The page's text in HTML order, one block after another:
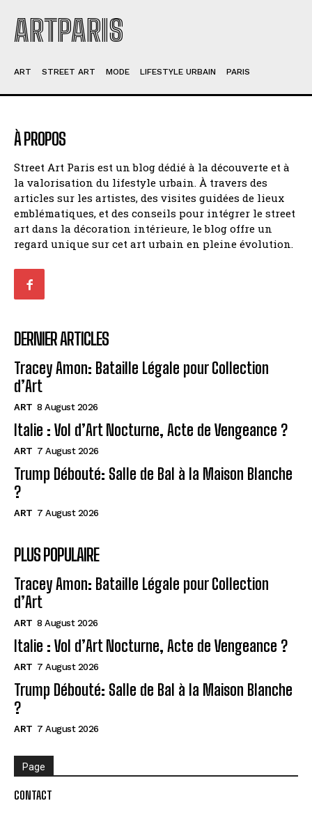
ARTPARIS
ART STREET ART MODE LIFESTYLE URBAIN PARIS
À PROPOS
Street Art Paris est un blog dédié à la découverte et à
la valorisation du lifestyle urbain. À travers des
articles sur les artistes, des visites guidées de lieux
emblématiques, et des conseils pour intégrer le street
art dans la décoration intérieure, le blog offre un
regard unique sur cet art urbain en pleine évolution.
DERNIER ARTICLES
Tracey Amon: Bataille Légale pour Collection
d’Art
ART 8 August 2026
Italie : Vol d’Art Nocturne, Acte de Vengeance ?
ART 7 August 2026
Trump Débouté: Salle de Bal à la Maison Blanche
?
ART 7 August 2026
PLUS POPULAIRE
Tracey Amon: Bataille Légale pour Collection
d’Art
ART 8 August 2026
Italie : Vol d’Art Nocturne, Acte de Vengeance ?
ART 7 August 2026
Trump Débouté: Salle de Bal à la Maison Blanche
?
ART 7 August 2026
Page
CONTACT